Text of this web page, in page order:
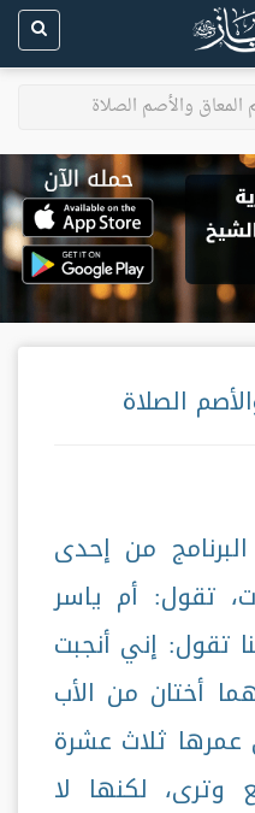
المعاق والأصم الصلاة
الصلاة
من إحدى
تقول: أم ياسر
تقول: إني أنجبت
أختان من الأب
عمرها ثلاث عشرة
لكنها لا